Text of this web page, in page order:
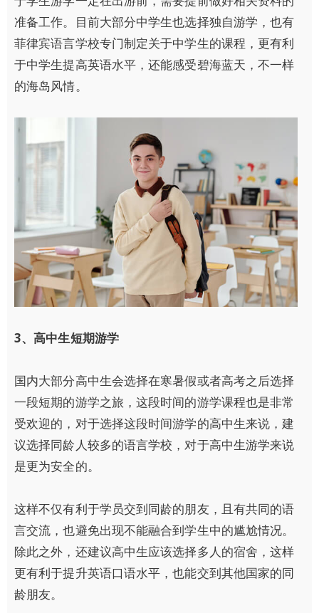
准备工作。目前大部分中学生也选择独自游学，也有
菲律宾语言学校专门制定关于中学生的课程，更有利
于中学生提高英语水平，还能感受碧海蓝天，不一样
的海岛风情。
3、高中生短期游学
国内大部分高中生会选择在寒暑假或者高考之后选择
一段短期的游学之旅，这段时间的游学课程也是非常
受欢迎的，对于选择这段时间游学的高中生来说，建
议选择同龄人较多的语言学校，对于高中生游学来说
是更为安全的。
这样不仅有利于学员交到同龄的朋友，且有共同的语
言交流，也避免出现不能融合到学生中的尴尬情况。
除此之外，还建议高中生应该选择多人的宿舍，这样
更有利于提升英语口语水平，也能交到其他国家的同
龄朋友。